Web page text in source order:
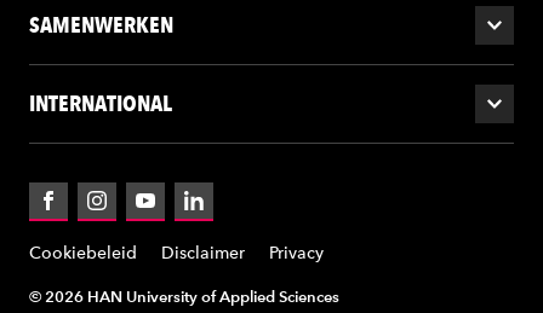
SAMENWERKEN
INTERNATIONAL
FacebookInstagramYouTubeLinkedIn
Cookiebeleid Disclaimer Privacy
© 2026 HAN University of Applied Sciences